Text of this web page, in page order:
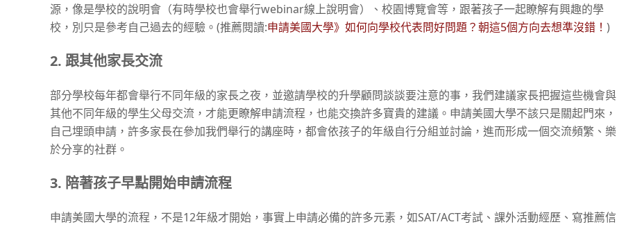
源，像是學校的說明會（有時學校也會舉行webinar線上說明會）、校園博覽會等，跟著孩子一起瞭解有興趣的學
校，別只是參考自己過去的經驗。(推薦閱讀:申請美國大學》如何向學校代表問好問題？朝這5個方向去想準沒錯！ )
2. 跟其他家長交流
部分學校每年都會舉行不同年級的家長之夜，並邀請學校的升學顧問談談要注意的事，我們建議家長把握這些機會與
其他不同年級的學生父母交流，才能更瞭解申請流程，也能交換許多寶貴的建議。申請美國大學不該只是關起門來，
自己埋頭申請，許多家長在參加我們舉行的講座時，都會依孩子的年級自行分組並討論，進而形成一個交流頻繁、樂
於分享的社群。
3. 陪著孩子早點開始申請流程
申請美國大學的流程，不是12年級才開始，事實上申請必備的許多元素，如SAT/ACT考試、課外活動經歷、寫推薦信